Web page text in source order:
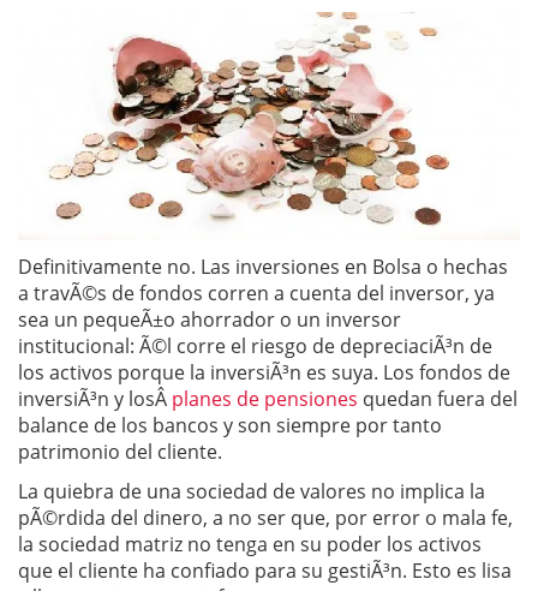
Definitivamente no. Las inversiones en Bolsa o hechas
a travÃ©s de fondos corren a cuenta del inversor, ya
sea un pequeÃ±o ahorrador o un inversor
institucional: Ã©l corre el riesgo de depreciaciÃ³n de
los activos porque la inversiÃ³n es suya. Los fondos de
inversiÃ³n y losÂ planes de pensiones quedan fuera del
balance de los bancos y son siempre por tanto
patrimonio del cliente.
La quiebra de una sociedad de valores no implica la
pÃ©rdida del dinero, a no ser que, por error o mala fe,
la sociedad matriz no tenga en su poder los activos
que el cliente ha confiado para su gestiÃ³n. Esto es lisa